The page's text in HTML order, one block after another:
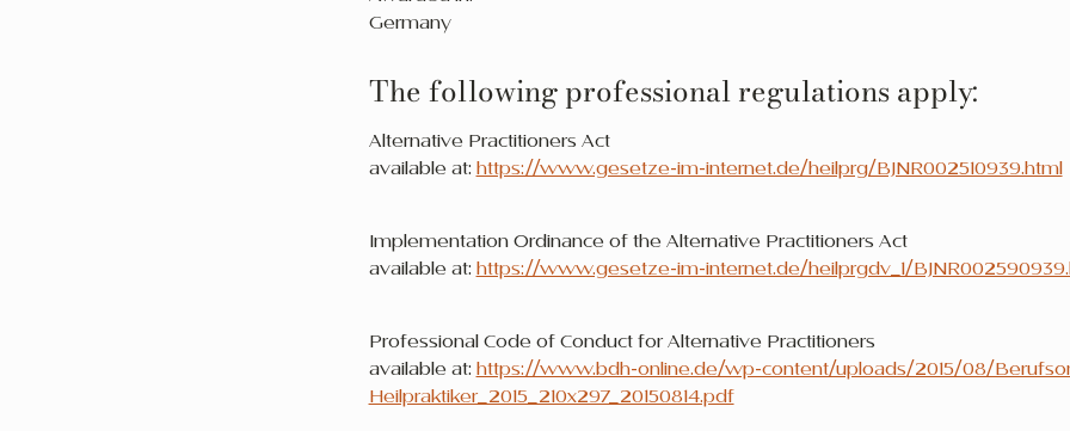
Germany
The following professional regulations apply:
Alternative Practitioners Act
available at:https://www.gesetze-im-internet.de/heilprg/BJNR002510939.html
Implementation Ordinance of the Alternative Practitioners Act
available at:https://www.gesetze-im-internet.de/heilprgdv_1/
Professional Code of Conduct for Alternative Practitioners
available at:https://www.bdh-online.de/wp-content/uploads/2015/08/
Heilpraktiker_2015_210x297_20150814.pdf